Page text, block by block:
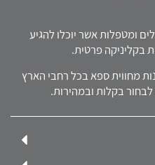
מטפלים ומטפלות אשר יוכלו להגיע
בקליניקה פרטית.
אתכם להנות מחווית ספא בכל רחבי הארץ
לבחור בקלות ובמהירות.